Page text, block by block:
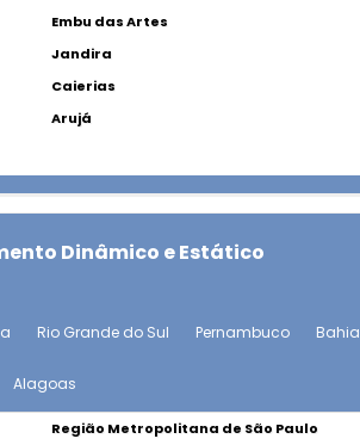
Embu das Artes
Jandira
Caierias
Arujá
Dinâmico e Estático
Rio Grande do Sul Pernambuco Bahia
Alagoas
Região Metropolitana de São Paulo